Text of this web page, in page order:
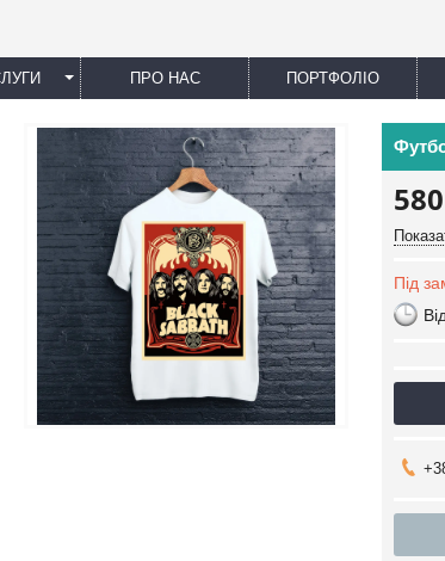
ПРО НАС ПОРТФОЛІО
Під